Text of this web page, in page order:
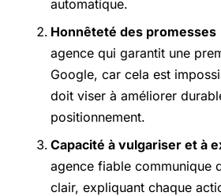
automatique.
Honnêteté des promesses
agence qui garantit une
Google, car cela est
doit viser à améliorer
positionnement.
Capacité à vulgariser et à
agence fiable communique
clair, expliquant chaque